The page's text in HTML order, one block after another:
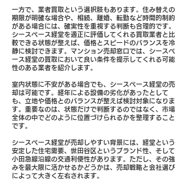
一方で、業者買取という選択肢もあります。住み替えの
期限が明確な場合や、相続、離婚、転勤など時間的制約
がある場合には、確実性を重視する判断も合理的です。
シースペース経堂を適正に評価してくれる買取業者と比
較できる状態が整えば、価格とスピードのバランスを冷
静に検討できます。マンション売却窓口では、シースペ
ース経堂の買取において良い条件を提示してくれる可能
性のある業者を紹介します。
室内状態に不安がある場合でも、シースペース経堂の売
却は可能です。経年による設備の劣化があったとして
も、立地や価格とのバランスが整えば検討対象になりま
す。重要なのは、状態だけで判断するのではなく、市場
全体の中でどのように位置づけられるかを整理すること
です。
シースペース経堂が売却しやすい背景には、経堂という
安定した住宅需要、世田谷区というブランド性、そして
小田急線沿線の交通利便性があります。ただし、その強
みを最大限に活かせるかどうかは、売却戦略と会社選び
によって大きく左右されます。